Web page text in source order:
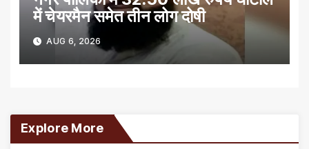
में चेयरमैन समेत तीन लोग दोषी
AUG 6, 2026
Explore More